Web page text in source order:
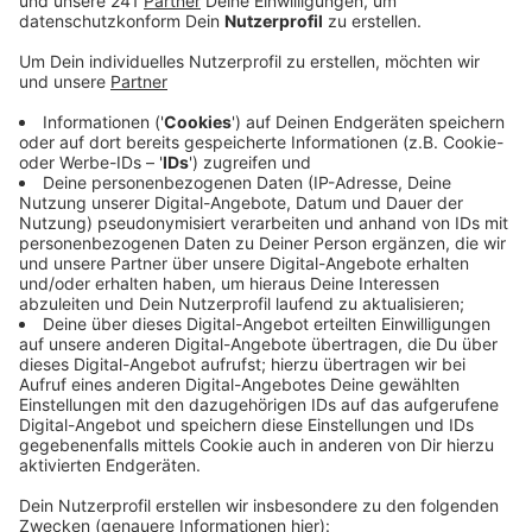
Nach dem zweiten Adventswochenende zeigt sich in
der Region ein sehr unterschiedliches Bild. Insgesamt
ist dergroße Durchbruch noch nicht spürbar gewesen.
Nach den Schnäppchentagen rund um Black Friday und
Cyber Monday war es zum Wochenende hin vielfach
ruhiger in den bergischen Kommunen. Hinzu kam das
schlechte Wetter am Samstagnachmittag. Generell
berichten die Händler über weiterhin sehr
preisbewusste Kunden- in der Woche vor dem zweiten
Advent waren personalisierbare Geschenke und Do-It-
yourself Produkte sehr beliebt. Premiumartikel bleiben
die Ausnahme.